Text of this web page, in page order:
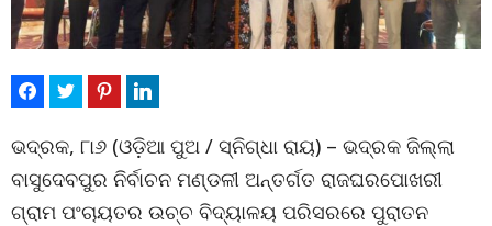
ଭଦ୍ରକ, ୮ା୬ (ଓଡ଼ିଆ ପୁଅ / ସ୍ନିଗ୍ଧା ରାୟ) – ଭଦ୍ରକ ଜିଲ୍ଲା
ବାସୁଦେବପୁର ନିର୍ବାଚନ ମଣ୍ଡଳୀ ଅନ୍ତର୍ଗତ ରାଜଘରପୋଖରୀ
ଗ୍ରାମ ପଂଚାୟତର ଉଚ୍ଚ ବିଦ୍ୟାଳୟ ପରିସରରେ ପୁରାତନ